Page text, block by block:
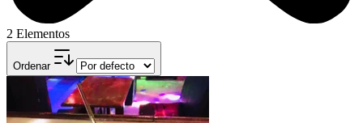
2 Elementos
Ordenar